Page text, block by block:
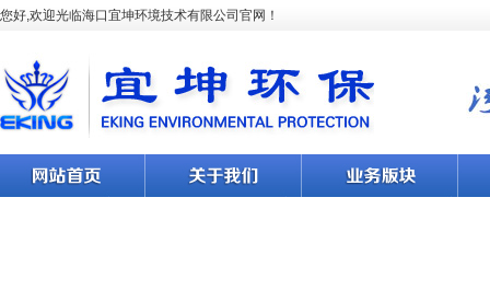
您好,欢迎光临海口宜坤环境技术有限公司官网！